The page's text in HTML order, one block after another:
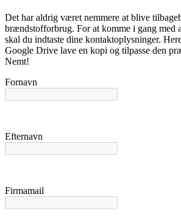
Det har aldrig været nemmere at blive
brændstofforbrug. For at komme i gang med
skal du indtaste dine kontaktoplysninger.
Google Drive lave en kopi og tilpasse den
Nemt!
Fornavn
Efternavn
Firmamail